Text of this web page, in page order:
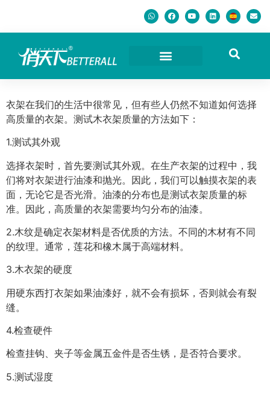
衣架在我们的生活中很常见，但有些人仍然不知道如何选择
高质量的衣架。测试木衣架质量的方法如下：
1.测试其外观
选择衣架时，首先要测试其外观。在生产衣架的过程中，我
们将对衣架进行油漆和抛光。因此，我们可以触摸衣架的表
面，无论它是否光滑。油漆的分布也是测试衣架质量的标
准。因此，高质量的衣架需要均匀分布的油漆。
2.木纹是确定衣架材料是否优质的方法。不同的木材有不同
的纹理。通常，莲花和橡木属于高端材料。
3.木衣架的硬度
用硬东西打衣架如果油漆好，就不会有损坏，否则就会有裂
缝。
4.检查硬件
检查挂钩、夹子等金属五金件是否生锈，是否符合要求。
5.测试湿度